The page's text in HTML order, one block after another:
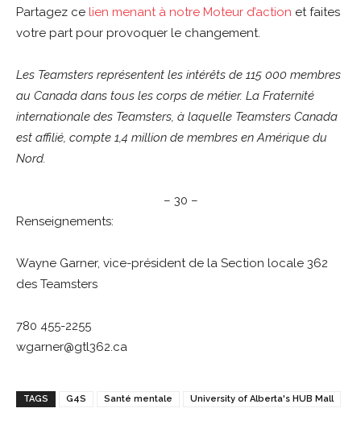
Partagez ce lien menant à notre Moteur d’action et faites
votre part pour provoquer le changement.
Les Teamsters représentent les intérêts de 115 000 membres
au Canada dans tous les corps de métier. La Fraternité
internationale des Teamsters, à laquelle Teamsters Canada
est affilié, compte 1,4 million de membres en Amérique du
Nord.
– 30 –
Renseignements:
Wayne Garner, vice-président de la Section locale 362
des Teamsters
780 455-2255
wgarner@gtl362.ca
TAGS G4S Santé mentale University of Alberta's HUB Mall